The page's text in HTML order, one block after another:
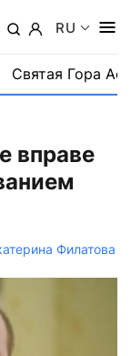
RU
Святая Гора
вправе
Филатова